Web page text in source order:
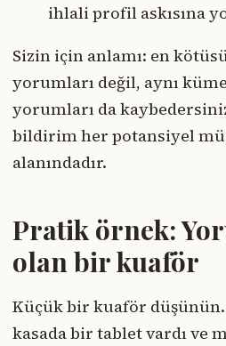
ihlali profil askısına
Sizin için anlamı: en
yorumları değil, aynı
yorumları da
bildirim her potansiyel
alanındadır.
Pratik örnek:
olan bir kuaför
Küçük bir kuaför düşünün.
kasada bir tablet vardı ve